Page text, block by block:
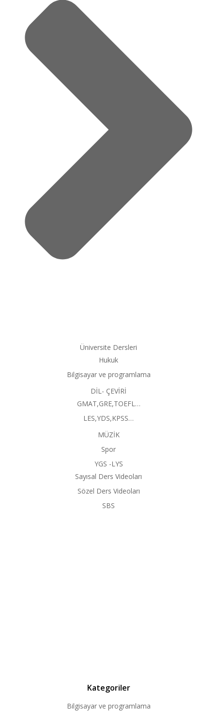
Üniversite Dersleri
Hukuk
Bilgisayar ve programlama
DİL- ÇEVİRİ
GMAT,GRE,TOEFL…
LES,YDS,KPSS…
MÜZİK
Spor
YGS -LYS
Sayısal Ders Videoları
Sözel Ders Videoları
SBS
Kategoriler
Bilgisayar ve programlama